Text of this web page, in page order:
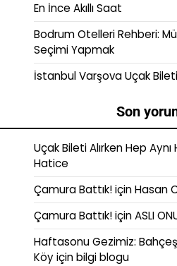
En İnce Akıllı Saat
Bodrum Otelleri Rehberi:
Seçimi Yapmak
İstanbul Varşova Uçak
Son
Uçak Bileti Alırken Hep Aynı
Hatice
Çamura Battık!içinHasan
Çamura Battık!içinASLI
Haftasonu Gezimiz:
Köyiçinbilgi blogu